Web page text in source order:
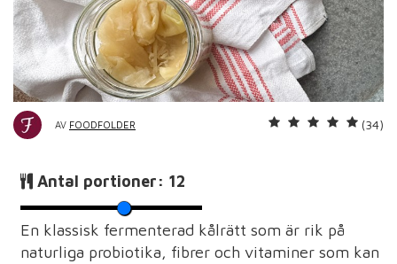
AV FOODFOLDER (34)
Antal portioner: 12
En klassisk fermenterad kålrätt som är rik på
naturliga probiotika, fibrer och vitaminer som kan